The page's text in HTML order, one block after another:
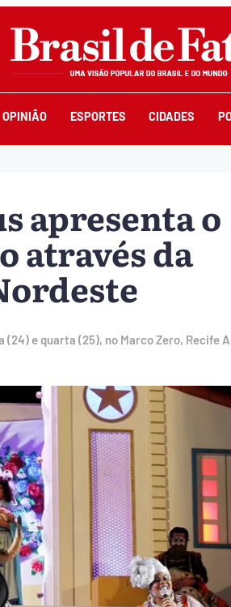
OPINIÃO ESPORTES CIDADES
apresenta o
através da
e quarta (25), no Marco Zero, Recife